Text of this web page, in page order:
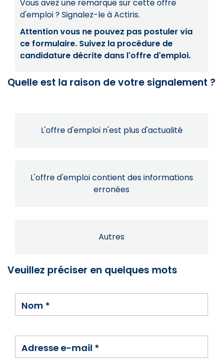
Vous avez une remarque sur cette offre
d'emploi ? Signalez-le à Actiris.
Attention vous ne pouvez pas postuler via
ce formulaire. Suivez la procédure de
candidature décrite dans l'offre d'emploi.
Quelle est la raison de votre signalement ?
L'offre d'emploi n'est plus d'actualité
L'offre d'emploi contient des informations
erronées
Autres
Veuillez préciser en quelques mots
Nom *
Adresse e-mail *